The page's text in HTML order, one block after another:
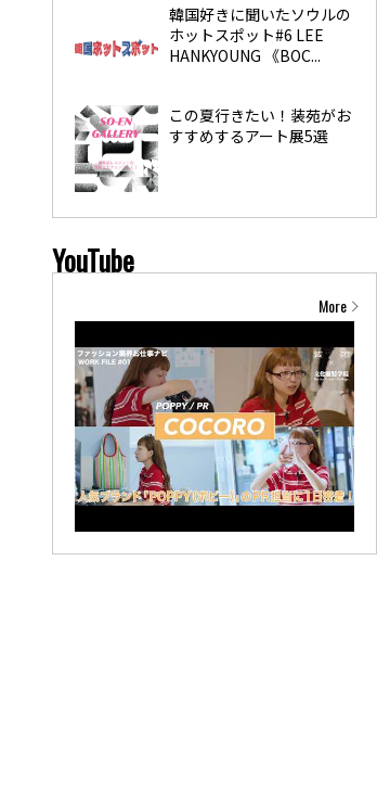
韓国好きに聞いたソウルの
ホットスポット#6 LEE
HANKYOUNG 《BOC...
この夏行きたい！装苑がお
すすめするアート展5選
YouTube
More